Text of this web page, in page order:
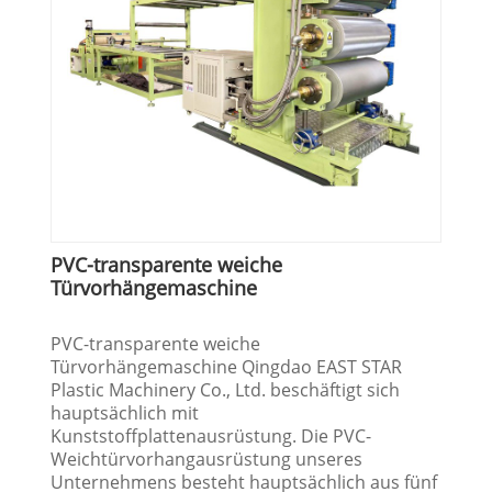
PVC-transparente weiche
Türvorhängemaschine
PVC-transparente weiche
Türvorhängemaschine Qingdao EAST STAR
Plastic Machinery Co., Ltd. beschäftigt sich
hauptsächlich mit
Kunststoffplattenausrüstung. Die PVC-
Weichtürvorhangausrüstung unseres
Unternehmens besteht hauptsächlich aus fünf